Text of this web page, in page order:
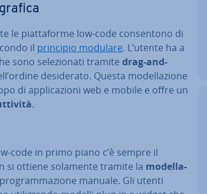
le piat­ta­for­me low-code con­sen­to­no di
il principio modulare. L’utente ha a
sono se­le­zio­na­ti tramite drag-and-
de­si­de­ra­to. Questa mo­del­la­zio­ne
di ap­pli­ca­zio­ni web e mobile e offre un
.
code in primo piano c’è sempre il
si ottiene solamente tramite la mo­del­la­
manuale. Gli utenti